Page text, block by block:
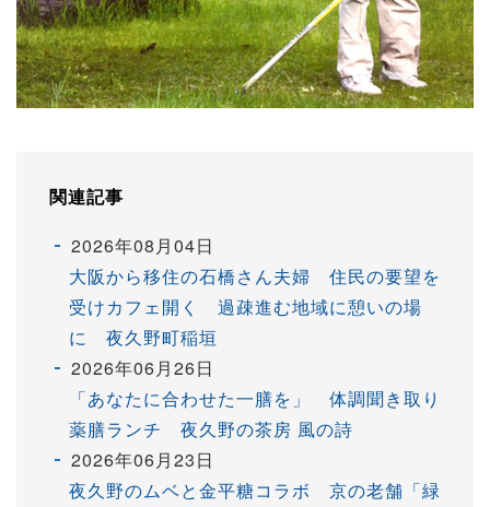
関連記事
2026年08月04日
大阪から移住の石橋さん夫婦 住民の要望を
受けカフェ開く 過疎進む地域に憩いの場
に 夜久野町稲垣
2026年06月26日
「あなたに合わせた一膳を」 体調聞き取り
薬膳ランチ 夜久野の茶房 風の詩
2026年06月23日
夜久野のムベと金平糖コラボ 京の老舗「緑